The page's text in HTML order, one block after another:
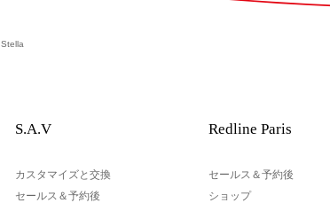
Stella
S.A.V
カスタマイズと交換
セールス＆予約後
Redline Paris
セールス＆予約後
ショップ